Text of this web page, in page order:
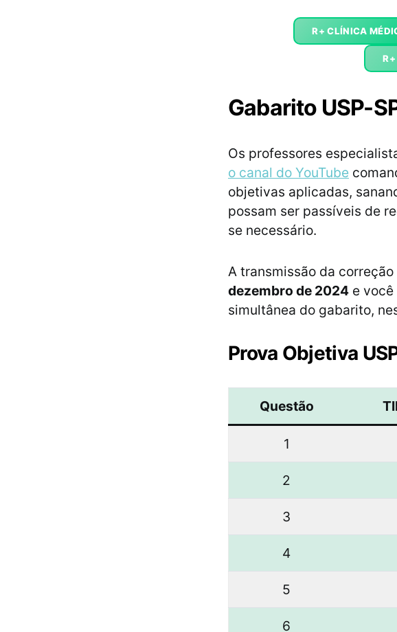
R+ CLÍNICA
Gabarito USP-
Os professores
o canal do YouTube
objetivas aplicadas,
possam ser passíveis de
se necessário.
A transmissão da
dezembro de 2024 e
simultânea do gabarito,
Prova Objetiva
Questão
1
2
3
4
5
6